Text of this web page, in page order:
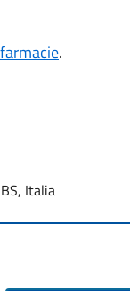
.
Italia